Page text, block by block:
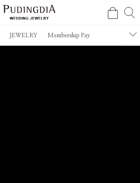
JEWELRY Membership Pay